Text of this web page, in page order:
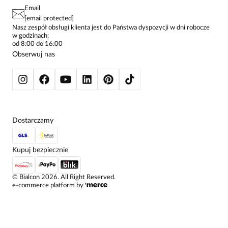
SPODNIE DAMSKIE
ŻAKIETY I MARYNARKI
SWETRY
BLUZY
Email
[email protected]
Nasz zespół obsługi klienta jest do Państwa dyspozycji w dni robocze
w godzinach:
od 8:00 do 16:00
Obserwuj nas
© Bialcon 2026. All Right Reserved.
e-commerce platform by
Dostarczamy
Kupuj bezpiecznie